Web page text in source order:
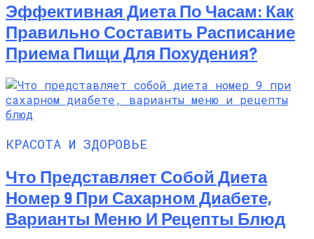
Эффективная Диета По Часам: Как
Правильно Составить Расписание
Приема Пищи Для Похудения?
КРАСОТА И ЗДОРОВЬЕ
Что Представляет Собой Диета
Номер 9 При Сахарном Диабете,
Варианты Меню И Рецепты Блюд